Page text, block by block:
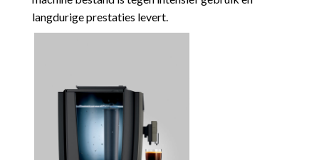
langdurige prestaties levert.